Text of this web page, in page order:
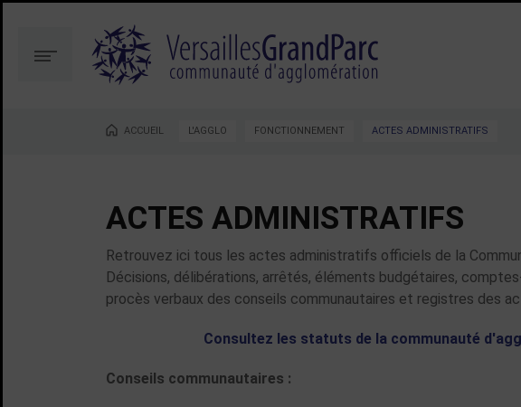
contenu
la
recherche
Menu
Vous êtes ici :
ACCUEIL L'AGGLO FONCTIONNEMENT ACTES ADMINISTRATIFS
ACTES ADMINISTRATIFS
Retrouvez ici tous les actes administratifs officiels de la
Décisions, délibérations, arrêtés, éléments budgétaires,
procès verbaux des conseils communautaires et registres des
Consultez les statuts de la communauté
Conseils communautaires :